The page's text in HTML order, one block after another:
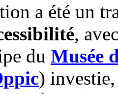
a été un
,
du Musée
)